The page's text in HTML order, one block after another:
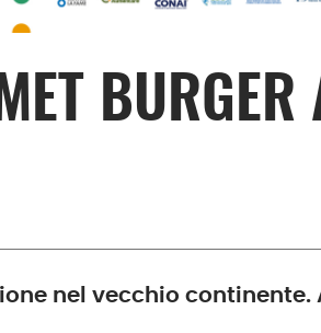
BURGER
nel vecchio